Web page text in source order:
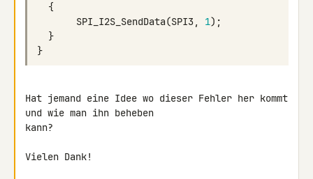
{
SPI_I2S_SendData(SPI3, 1);
}
}
Hat jemand eine Idee wo dieser Fehler her kommt
und wie man ihn beheben
kann?
Vielen Dank!